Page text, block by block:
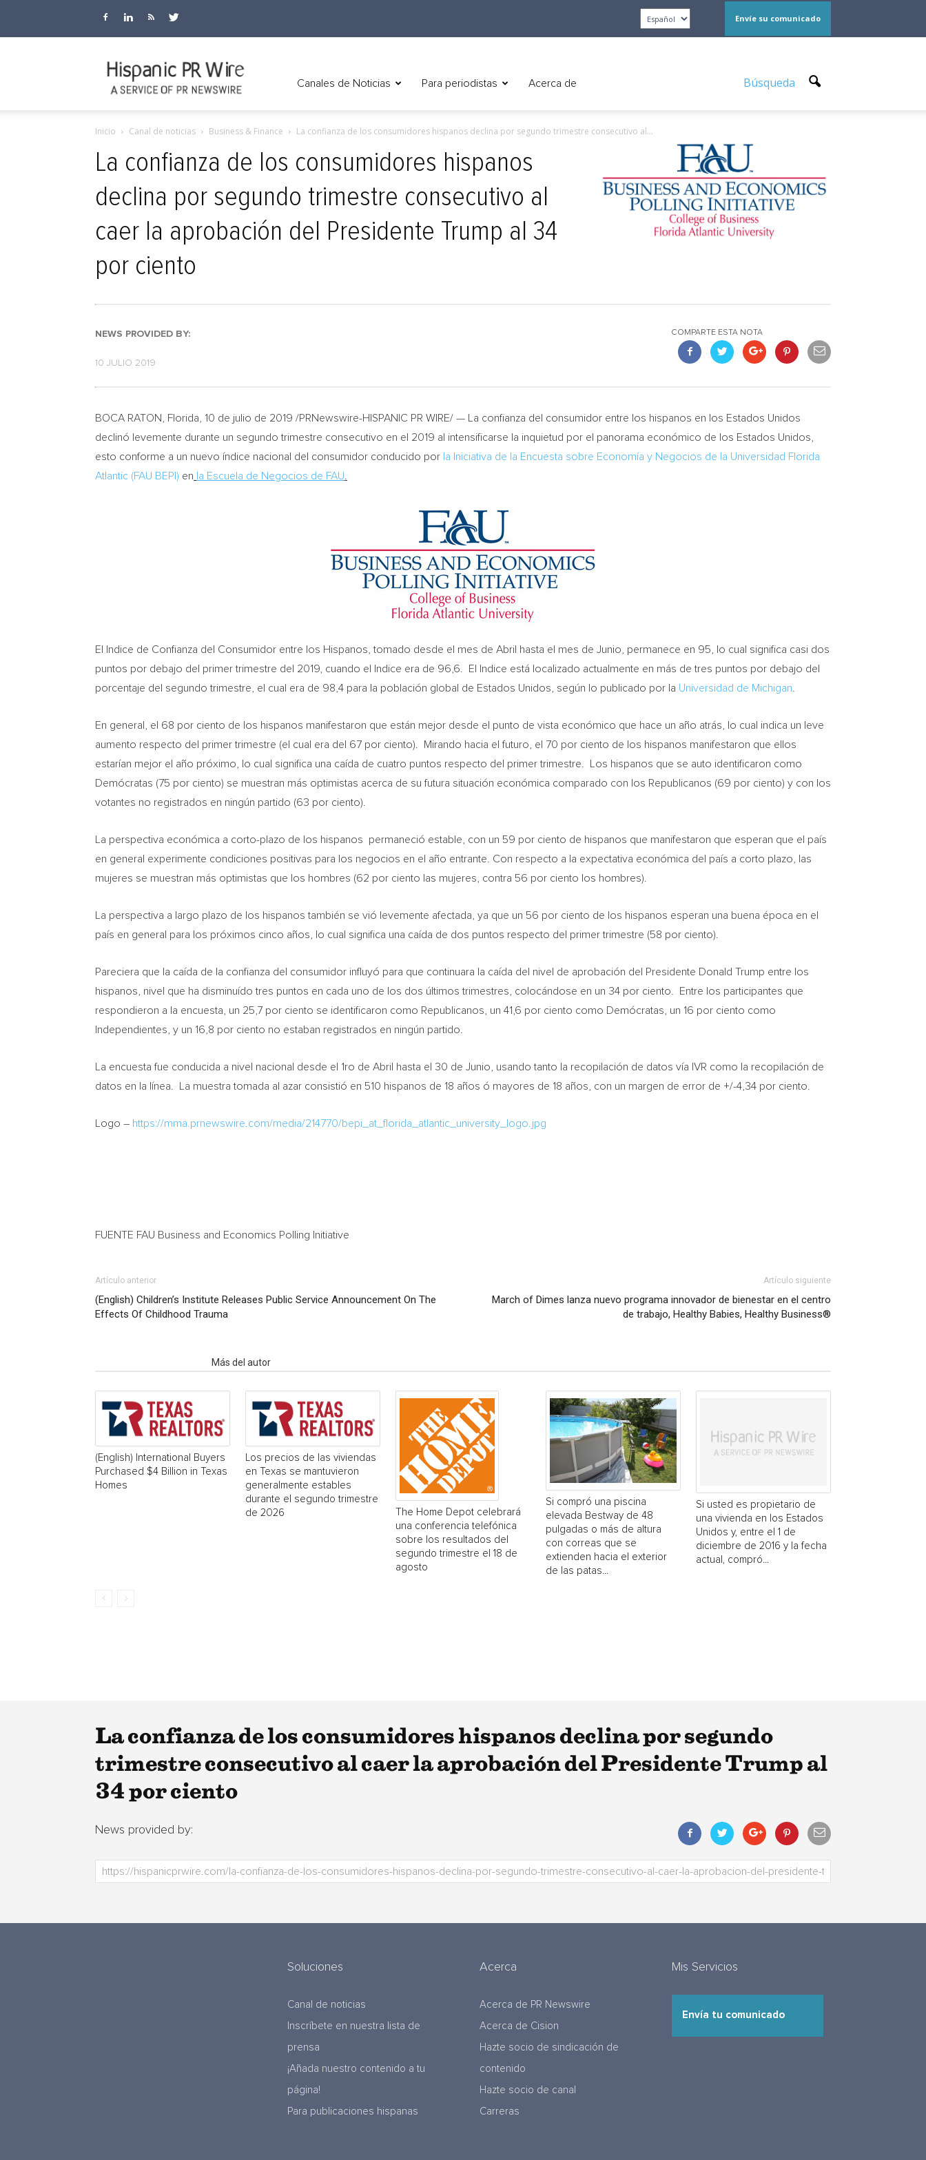
Envíe su comunicado
Wire
Canales de Noticias Para periodistas Acerca de Búsqueda
Inicio Canal de noticias Business & Finance La confianza de los consumidores hispanos declina por segundo trimestre consecutivo al...
La confianza de los consumidores hispanos
declina por segundo trimestre consecutivo al
caer la aprobación del Presidente Trump al 34
por ciento
NEWS PROVIDED BY:
10 JULIO 2019
COMPARTE ESTA NOTA
BOCA RATON, Florida , 10 de julio de 2019 /PRNewswire-HISPANIC PR WIRE/ — La confianza del consumidor entre los hispanos en los Estados Unidos
declinó levemente durante un segundo trimestre consecutivo en el 2019 al intensificarse la inquietud por el panorama económico de los Estados Unidos,
esto conforme a un nuevo índice nacional del consumidor conducido por la Iniciativa de la Encuesta sobre Economía y Negocios de la Universidad Florida
Atlantic (FAU BEPI) en la Escuela de Negocios de FAU
El Indice de Confianza del Consumidor entre los Hispanos, tomado desde el mes de Abril hasta el mes de Junio, permanece en 95, lo cual significa casi dos
puntos por debajo del primer trimestre del 2019, cuando el Indice era de 96,6. El Indice está localizado actualmente en más de tres puntos por debajo del
porcentaje del segundo trimestre, el cual era de 98,4 para la población global de Estados Unidos, según lo publicado por la Universidad de Michigan
En general, el 68 por ciento de los hispanos manifestaron que están mejor desde el punto de vista económico que hace un año atrás, lo cual indica un leve
aumento respecto del primer trimestre (el cual era del 67 por ciento). Mirando hacia el futuro, el 70 por ciento de los hispanos manifestaron que ellos
estarían mejor el año próximo, lo cual significa una caída de cuatro puntos respecto del primer trimestre. Los hispanos que se auto identificaron como
Demócratas (75 por ciento) se muestran más optimistas acerca de su futura situación económica comparado con los Republicanos (69 por ciento) y con los
votantes no registrados en ningún partido (63 por ciento).
La perspectiva económica a corto-plazo de los hispanos permaneció estable, con un 59 por ciento de hispanos que manifestaron que esperan que el país
en general experimente condiciones positivas para los negocios en el año entrante. Con respecto a la expectativa económica del país a corto plazo, las
mujeres se muestran más optimistas que los hombres (62 por ciento las mujeres, contra 56 por ciento los hombres).
La perspectiva a largo plazo de los hispanos también se vió levemente afectada, ya que un 56 por ciento de los hispanos esperan una buena época en el
país en general para los próximos cinco años, lo cual significa una caída de dos puntos respecto del primer trimestre (58 por ciento).
Pareciera que la caída de la confianza del consumidor influyó para que continuara la caída del nivel de aprobación del Presidente Donald Trump entre los
hispanos, nivel que ha disminuído tres puntos en cada uno de los dos últimos trimestres, colocándose en un 34 por ciento. Entre los participantes que
respondieron a la encuesta, un 25,7 por ciento se identificaron como Republicanos, un 41,6 por ciento como Demócratas, un 16 por ciento como
Independientes, y un 16,8 por ciento no estaban registrados en ningún partido.
La encuesta fue conducida a nivel nacional desde el 1ro de Abril hasta el 30 de Junio, usando tanto la recopilación de datos vía IVR como la recopilación de
datos en la línea. La muestra tomada al azar consistió en 510 hispanos de 18 años ó mayores de 18 años, con un margen de error de +/-4,34 por ciento.
Logo – https://mma.prnewswire.com/media/214770/bepi_at_florida_atlantic_university_logo.jpg
FUENTE FAU Business and Economics Polling Initiative
Artículo anterior
(English) Children’s Institute Releases Public Service Announcement On The
Effects Of Childhood Trauma
Artículo siguiente
March of Dimes lanza nuevo programa innovador de bienestar en el centro
de trabajo, Healthy Babies, Healthy Business®
Más del autor
(English) International Buyers
Purchased $4 Billion in Texas
Homes
Los precios de las viviendas
en Texas se mantuvieron
generalmente estables
durante el segundo trimestre
de 2026
The Home Depot celebrará
una conferencia telefónica
sobre los resultados del
segundo trimestre el 18 de
agosto
Si compró una piscina
elevada Bestway de 48
pulgadas o más de altura
con correas que se
extienden hacia el exterior
de las patas...
Si usted es propietario de
una vivienda en los Estados
Unidos y, entre el 1 de
diciembre de 2016 y la fecha
actual, compró...
La confianza de los consumidores hispanos declina por segundo
trimestre consecutivo al caer la aprobación del Presidente Trump al
34 por ciento
News provided by:
Soluciones
Canal de noticias
Inscríbete en nuestra lista de
prensa
¡Añada nuestro contenido a tu
página!
Para publicaciones hispanas
Acerca
Acerca de PR Newswire
Acerca de Cision
Hazte socio de sindicación de
contenido
Hazte socio de canal
Carreras
Mis Servicios
Envía tu comunicado